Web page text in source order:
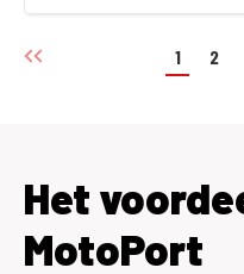
1 2
Het
MotoPort